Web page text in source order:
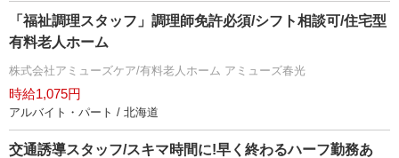
「福祉調理スタッフ」調理師免許必須/シフト相談可/住宅型
有料老人ホーム
株式会社アミューズケア/有料老人ホーム アミューズ春光
時給1,075円
アルバイト・パート / 北海道
交通誘導スタッフ/スキマ時間に!早く終わるハーフ勤務あ